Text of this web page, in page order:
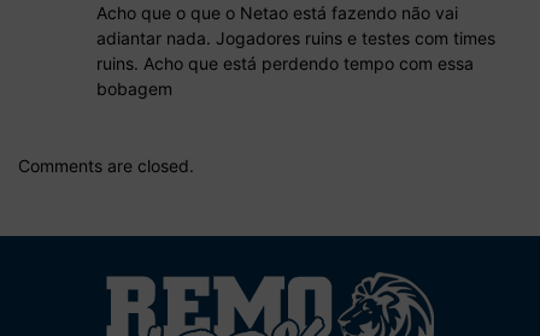
Acho que o que o Netao está fazendo não vai
adiantar nada. Jogadores ruins e testes com times
ruins. Acho que está perdendo tempo com essa
bobagem
Comments are closed.